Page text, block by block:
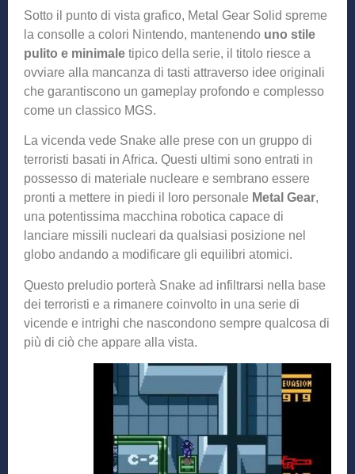
Sotto il punto di vista grafico, Metal Gear Solid spreme
la consolle a colori Nintendo, mantenendo uno stile
pulito e minimale tipico della serie, il titolo riesce a
ovviare alla mancanza di tasti attraverso idee originali
che garantiscono un gameplay profondo e complesso
come un classico MGS.
La vicenda vede Snake alle prese con un gruppo di
terroristi basati in Africa. Questi ultimi sono entrati in
possesso di materiale nucleare e sembrano essere
pronti a mettere in piedi il loro personale Metal Gear,
una potentissima macchina robotica capace di
lanciare missili nucleari da qualsiasi posizione nel
globo andando a modificare gli equilibri atomici.
Questo preludio porterà Snake ad infiltrarsi nella base
dei terroristi e a rimanere coinvolto in una serie di
vicende e intrighi che nascondono sempre qualcosa di
più di ciò che appare alla vista.